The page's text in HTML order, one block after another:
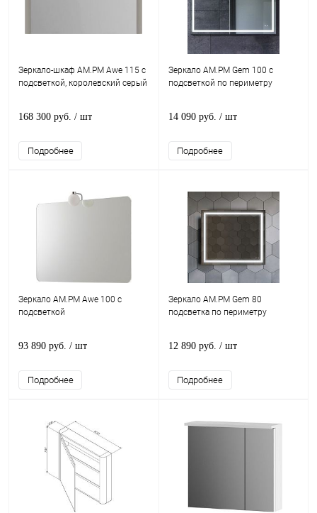
Зеркало-шкаф AM.PM Awe 115 с
подсветкой, королевский серый
168 300 руб. / шт
Подробнее
Зеркало AM.PM Gem 100 с
подсветкой по периметру
14 090 руб. / шт
Подробнее
Зеркало AM.PM Awe 100 с
подсветкой
93 890 руб. / шт
Подробнее
Зеркало AM.PM Gem 80
подсветка по периметру
12 890 руб. / шт
Подробнее